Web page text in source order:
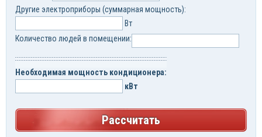
Другие электроприборы (суммарная мощность):
Вт
Количество людей в помещении:
Необходимая мощность кондиционера:
кВт
Рассчитать